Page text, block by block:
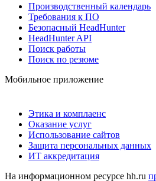
Производственный календарь
Требования к ПО
Безопасный HeadHunter
HeadHunter API
Поиск работы
Поиск по резюме
Мобильное приложение
Этика и комплаенс
Оказание услуг
Использование сайтов
Защита персональных данных
ИТ аккредитация
На информационном ресурсе hh.ru